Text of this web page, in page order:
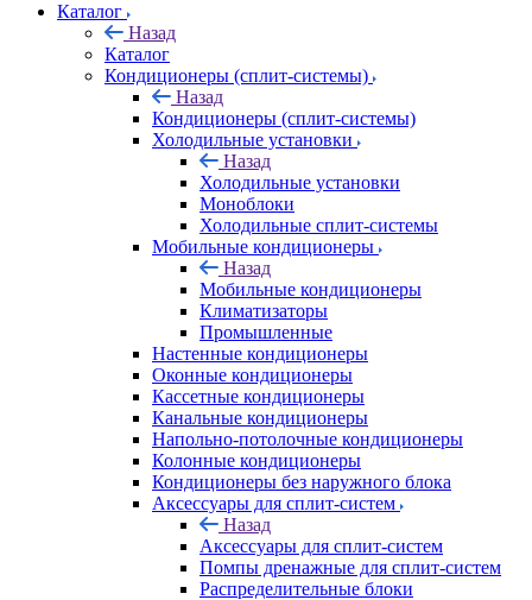
Каталог
Назад
Каталог
Кондиционеры (сплит-системы)
Назад
Кондиционеры (сплит-системы)
Холодильные установки
Назад
Холодильные установки
Моноблоки
Холодильные сплит-системы
Мобильные кондиционеры
Назад
Мобильные кондиционеры
Климатизаторы
Промышленные
Настенные кондиционеры
Оконные кондиционеры
Кассетные кондиционеры
Канальные кондиционеры
Напольно-потолочные кондиционеры
Колонные кондиционеры
Кондиционеры без наружного блока
Аксессуары для сплит-систем
Назад
Аксессуары для сплит-систем
Помпы дренажные для сплит-систем
Распределительные блоки